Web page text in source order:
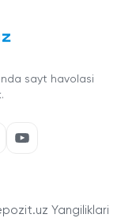
sayt havolasi
Yangiliklari